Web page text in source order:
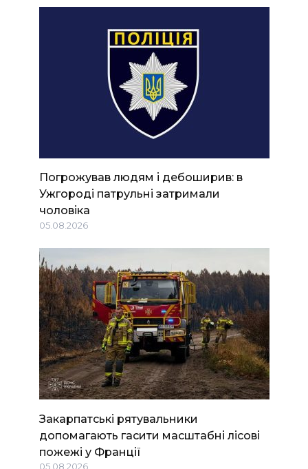
Погрожував людям і дебоширив: в
Ужгороді патрульні затримали
чоловіка
05.08.2026
Закарпатські рятувальники
допомагають гасити масштабні лісові
пожежі у Франції
05.08.2026